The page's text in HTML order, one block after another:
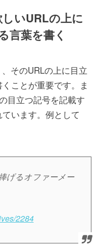
しいURLの上に
言葉を書く
そのURLの上に目立
ことが重要です。ま
目立つ記号を記載す
います。例として
げるオファーメー
2284